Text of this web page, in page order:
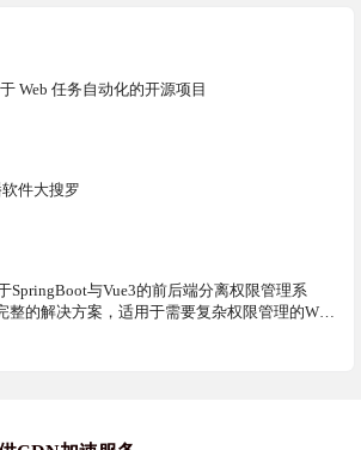
Web 任务自动化的开源项目
件大搜罗
SpringBoot与Vue3的前后端分离权限管理系
整的解决方案，适用于需要复杂权限管理的Web